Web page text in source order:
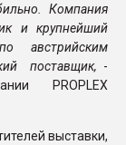
Компания
и крупнейший
австрийским
поставщик, -
PROPLEX
выставки,